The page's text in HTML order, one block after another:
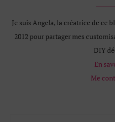
Je suis Angela, la créatrice de ce
2012 pour partager mes
DIY
En
Me